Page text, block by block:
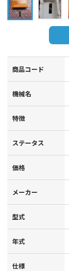
商品コード
機械名
特徴
ステータス
価格
メーカー
型式
年式
仕様